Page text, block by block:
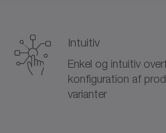
Intuitiv
Enkel og intuitiv
konfiguration af
varianter